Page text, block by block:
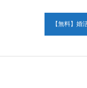
【無料】婚